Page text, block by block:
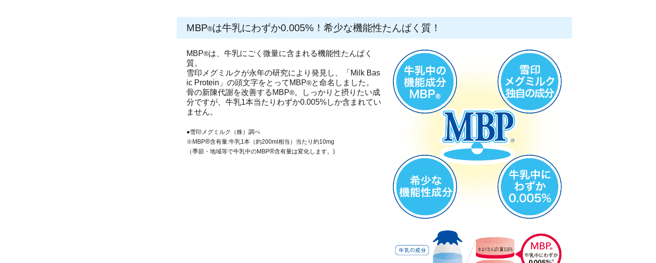
MBP®は牛乳にわずか0.005%！希少な機能性たんぱく質！
MBP®は、牛乳にごく微量に含まれる機能性たんぱく
質。
雪印メグミルクが永年の研究により発見し、「Milk Bas
ic Protein」の頭文字をとってMBP®と命名しました。
骨の新陳代謝を改善するMBP®。しっかりと摂りたい成
分ですが、牛乳1本当たりわずか0.005%しか含まれてい
ません。
●雪印メグミルク（株）調べ
※MBP®含有量:牛乳1本（約200ml相当）当たり約10mg
（季節・地域等で牛乳中のMBP®含有量は変化します。)